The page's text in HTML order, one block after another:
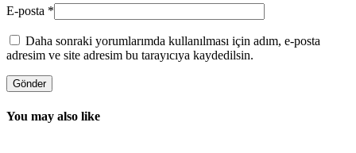
E-posta *
Daha sonraki yorumlarımda kullanılması için adım, e-posta
adresim ve site adresim bu tarayıcıya kaydedilsin.
You may also like